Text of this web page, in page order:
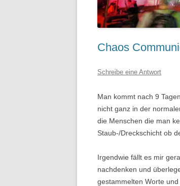
Chaos
Schreibe eine Antwort
Man kommt nach 9
nicht ganz in der
die Menschen die man
Staub-/Dreckschicht ob
Irgendwie fällt es mir
nachdenken und
gestammelten Worte